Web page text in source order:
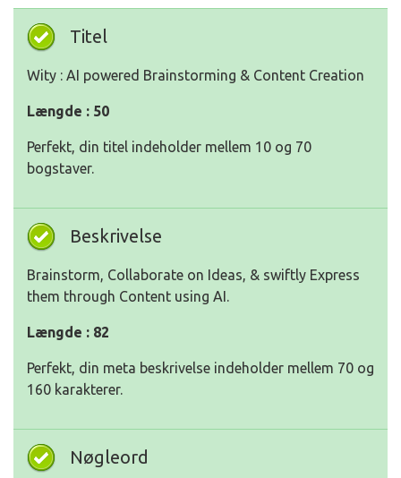
Titel
Wity : AI powered Brainstorming & Content Creation
Længde : 50
Perfekt, din titel indeholder mellem 10 og 70
bogstaver.
Beskrivelse
Brainstorm, Collaborate on Ideas, & swiftly Express
them through Content using AI.
Længde : 82
Perfekt, din meta beskrivelse indeholder mellem 70 og
160 karakterer.
Nøgleord